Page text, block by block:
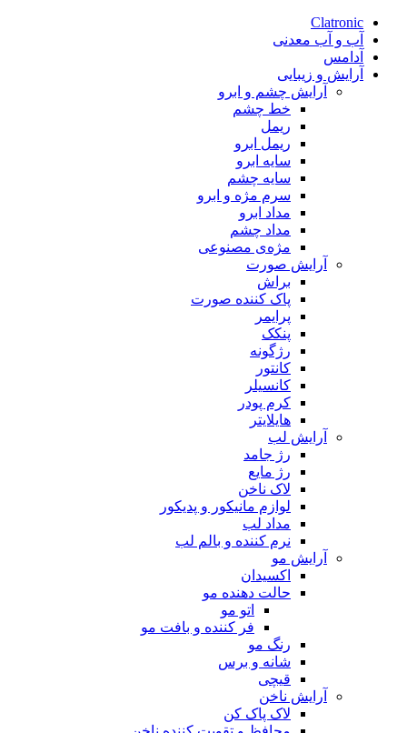
Clatronic
آب و آب معدنی
آدامس
آرایش و زیبایی
آرایش چشم و ابرو
خط چشم
ریمل
ریمل ابرو
سایه ابرو
سایه چشم
سرم مژه و ابرو
مداد ابرو
مداد چشم
مژه‌‌ی مصنوعی
آرایش صورت
براش
پاک کننده صورت
پرایمر
پنکک
رژگونه
کانتور
کانسیلر
کرم پودر
هایلایتر
آرایش لب
رژ جامد
رژ مایع
لاک ناخن
لوازم مانیکور و پدیکور
مداد لب
نرم کننده و بالم لب
آرایش مو
اکسیدان
حالت دهنده مو
اتو مو
فر کننده و بافت مو
رنگ مو
شانه و برس
قیچی
آرایش ناخن
لاک پاک کن